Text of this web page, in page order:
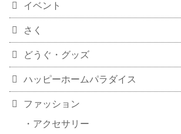
イベント
さく
どうぐ・グッズ
ハッピーホームパラダイス
ファッション
アクセサリー